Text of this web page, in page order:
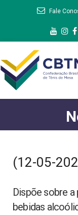
Fale
(12-05-
Dispõe sobre
bebidas